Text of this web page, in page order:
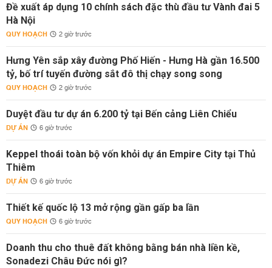
Đề xuất áp dụng 10 chính sách đặc thù đầu tư Vành đai 5
Hà Nội
QUY HOẠCH 2 giờ trước
Hưng Yên sắp xây đường Phố Hiến - Hưng Hà gần 16.500
tỷ, bố trí tuyến đường sắt đô thị chạy song song
QUY HOẠCH 2 giờ trước
Duyệt đầu tư dự án 6.200 tỷ tại Bến cảng Liên Chiểu
DỰ ÁN 6 giờ trước
Keppel thoái toàn bộ vốn khỏi dự án Empire City tại Thủ
Thiêm
DỰ ÁN 6 giờ trước
Thiết kế quốc lộ 13 mở rộng gần gấp ba lần
QUY HOẠCH 6 giờ trước
Doanh thu cho thuê đất không bằng bán nhà liền kề,
Sonadezi Châu Đức nói gì?